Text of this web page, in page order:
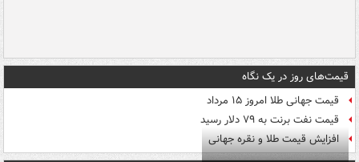
قیمت‌های روز در یک نگاه
قیمت جهانی طلا امروز ۱۵ مرداد
قیمت نفت برنت به ۷۹ دلار رسید
افزایش قیمت طلا و نقره جهانی